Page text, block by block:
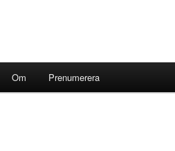
Om Prenumerera